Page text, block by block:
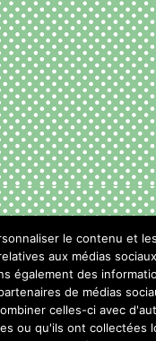
le contenu et
aux médias
également des
de médias
celles-ci avec
ou qu'ils ont collectées